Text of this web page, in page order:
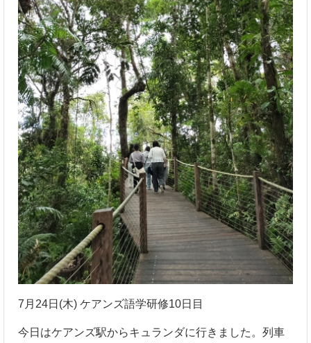
7月24日(木) ケアンズ語学研修10日目
今日はケアンズ駅からキュランダに行きました。列車